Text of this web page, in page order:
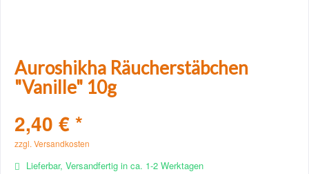
Auroshikha Räucherstäbchen
"Vanille" 10g
2,40 € *
zzgl. Versandkosten
Lieferbar, Versandfertig in ca. 1-2 Werktagen